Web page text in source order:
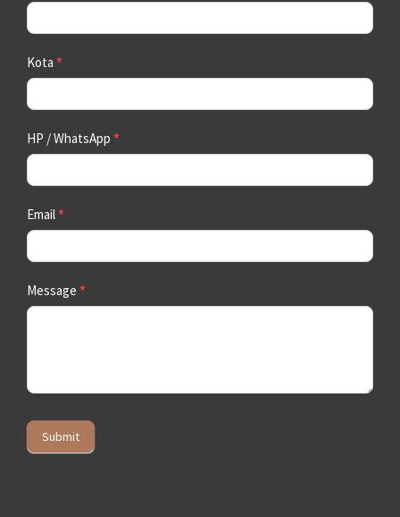
Us
Kota *
HP / WhatsApp *
Email*
Message *
Submit